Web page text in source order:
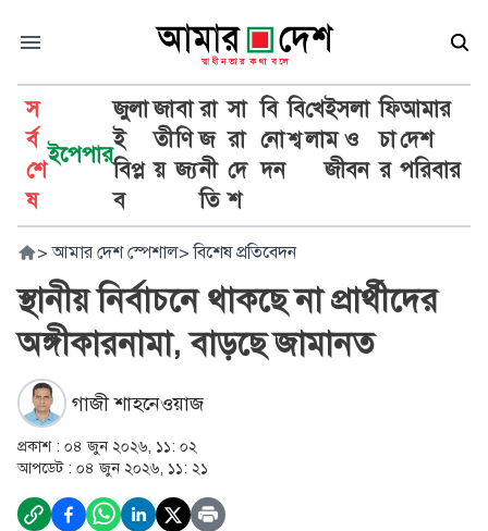
স
র্ব
শে
ষ
ইপেপার
জুলা
ই
বিপ্ল
ব
জা
তী
য়
বা
ণি
জ্য
রা
জ
নী
তি
সা
রা
দে
শ
বি
নো
দন
বি
শ্ব
খে
লা
ইসলা
ম ও
জীবন
ফি
চা
র
আমার
দেশ
পরিবার
> আমার দেশ স্পেশাল> বিশেষ প্রতিবেদন
স্থানীয় নির্বাচনে থাকছে না প্রার্থীদের
অঙ্গীকারনামা, বাড়ছে জামানত
গাজী শাহনেওয়াজ
প্রকাশ : ০৪ জুন ২০২৬, ১১: ০২
আপডেট : ০৪ জুন ২০২৬, ১১: ২১